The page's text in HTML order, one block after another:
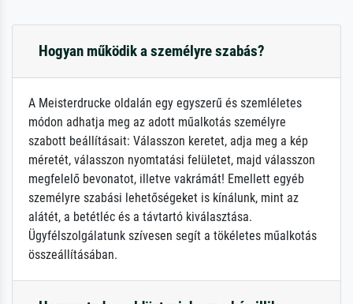
Hogyan működik a személyre szabás?
A Meisterdrucke oldalán egy egyszerű és szemléletes
módon adhatja meg az adott műalkotás személyre
szabott beállításait: Válasszon keretet, adja meg a kép
méretét, válasszon nyomtatási felületet, majd válasszon
megfelelő bevonatot, illetve vakrámát! Emellett egyéb
személyre szabási lehetőségeket is kínálunk, mint az
alátét, a betétléc és a távtartó kiválasztása.
Ügyfélszolgálatunk szívesen segít a tökéletes műalkotás
összeállításában.